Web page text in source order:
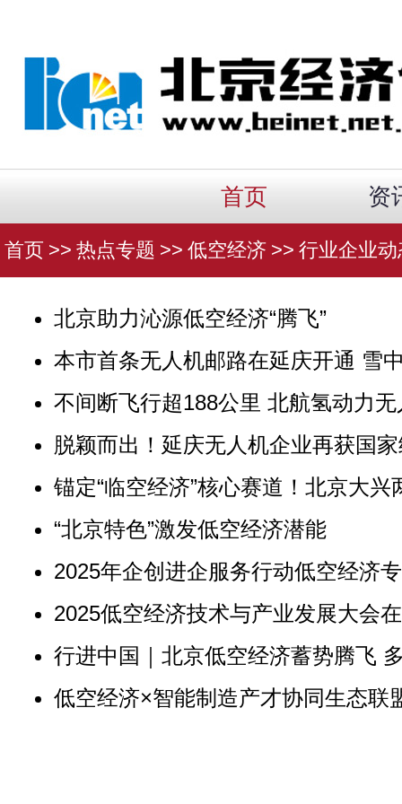
首页 资
首页 >> 热点专题 >> 低空经济 >> 行业企业动
北京助力沁源低空经济“腾飞”
本市首条无人机邮路在延庆开通 雪
不间断飞行超188公里 北航氢动力
脱颖而出！延庆无人机企业再获国
锚定“临空经济”核心赛道！北京大
“北京特色”激发低空经济潜能
2025年企创进企服务行动低空经济
2025低空经济技术与产业发展大会
行进中国｜北京低空经济蓄势腾飞
低空经济×智能制造产才协同生态联